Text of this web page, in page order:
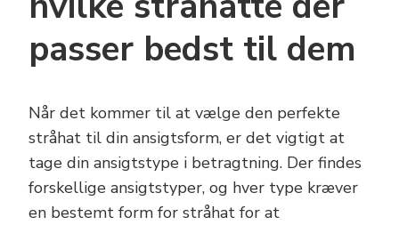
passer bedst til dem
Når det kommer til at vælge den perfekte
stråhat til din ansigtsform, er det vigtigt at
tage din ansigtstype i betragtning. Der findes
forskellige ansigtstyper, og hver type kræver
en bestemt form for stråhat for at